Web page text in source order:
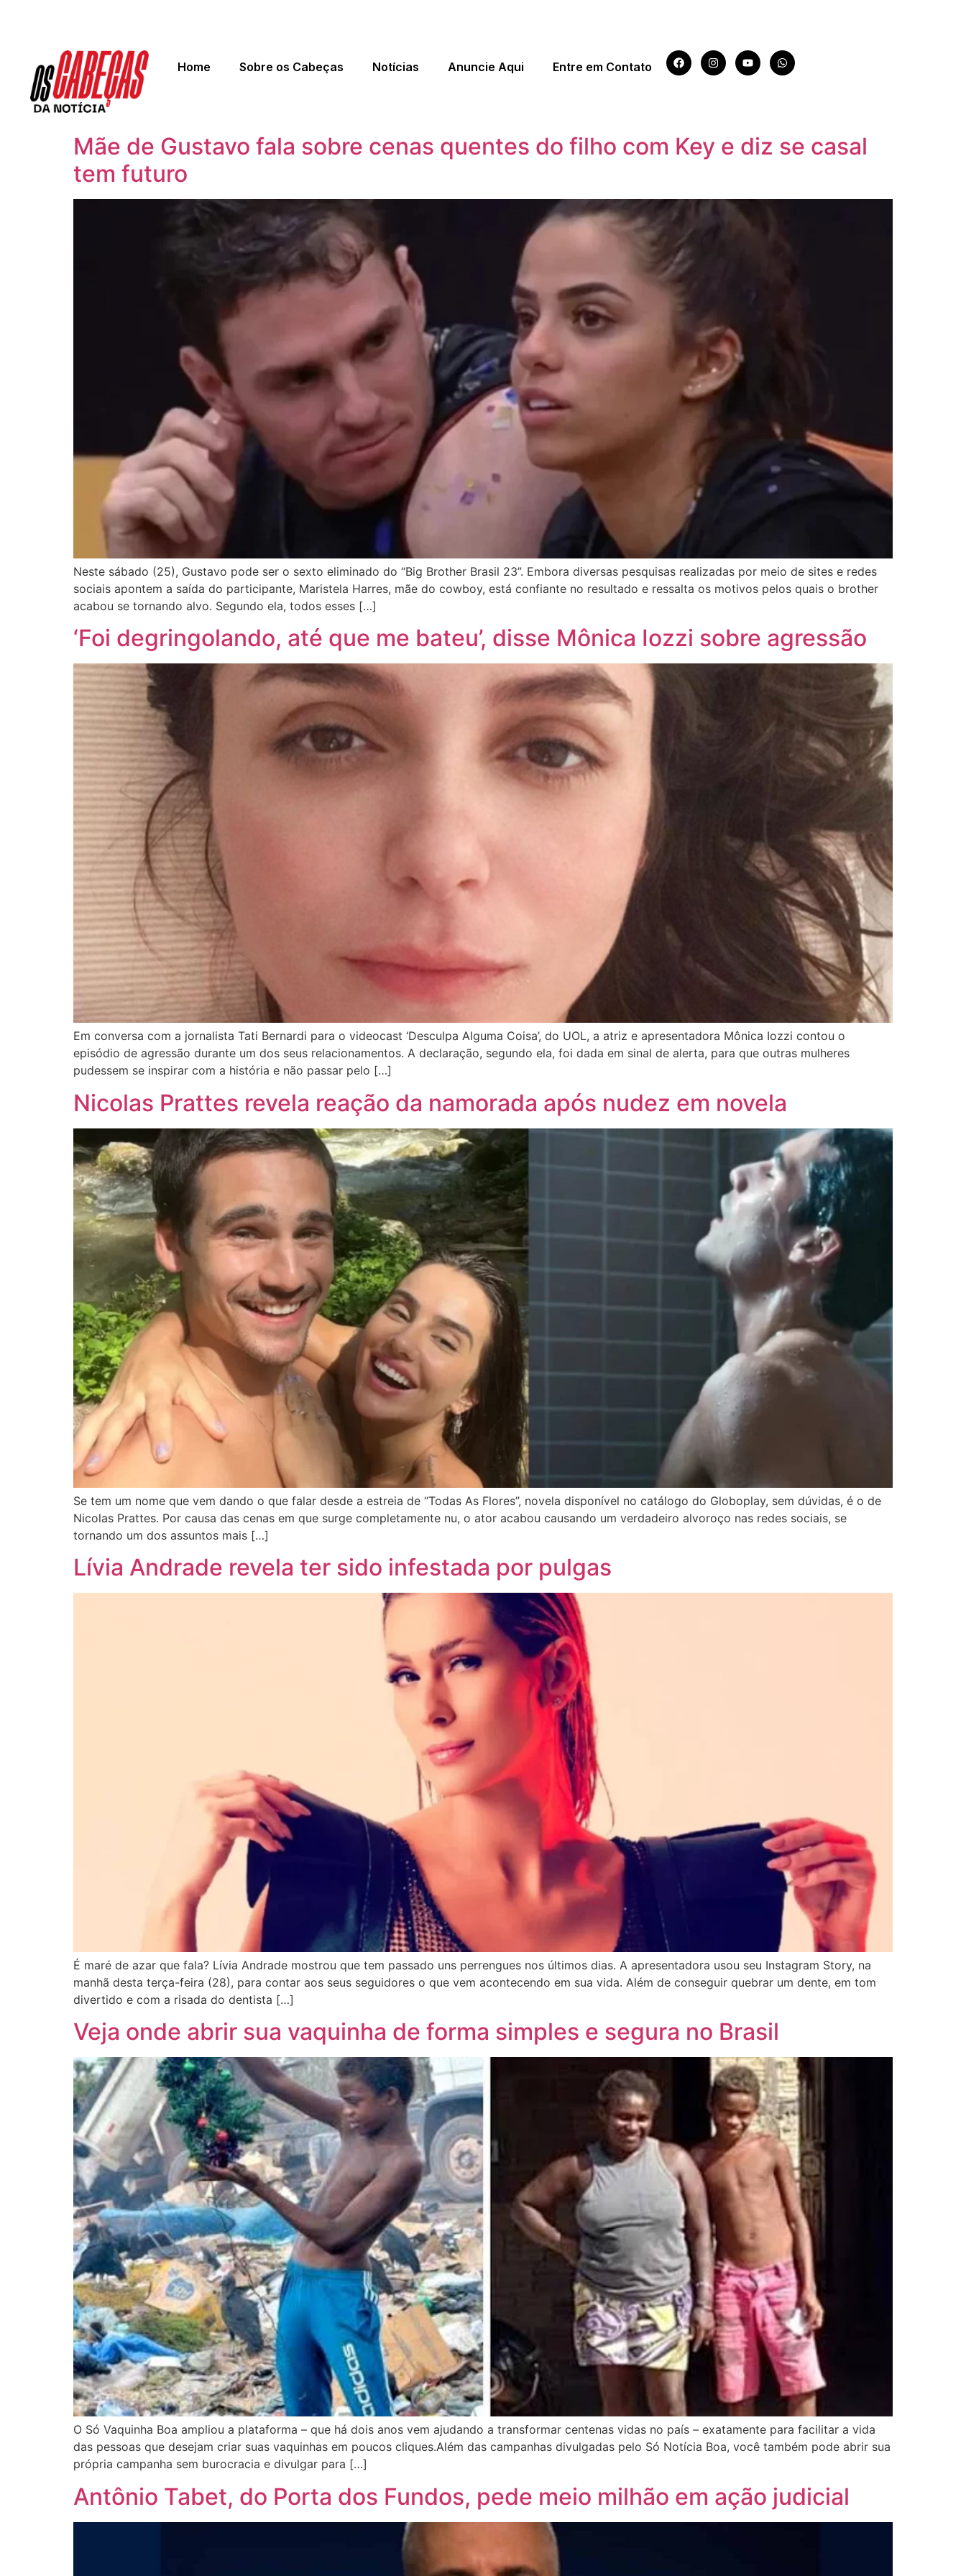
Home Sobre os Cabeças Notícias Anuncie Aqui Entre em Contato
Mãe de Gustavo fala sobre cenas quentes do filho com Key e diz se casal
tem futuro
Neste sábado (25), Gustavo pode ser o sexto eliminado do “Big Brother Brasil 23”. Embora diversas pesquisas realizadas por meio de sites e redes
sociais apontem a saída do participante, Maristela Harres, mãe do cowboy, está confiante no resultado e ressalta os motivos pelos quais o brother
acabou se tornando alvo. Segundo ela, todos esses […]
‘Foi degringolando, até que me bateu’, disse Mônica Iozzi sobre agressão
Em conversa com a jornalista Tati Bernardi para o videocast ‘Desculpa Alguma Coisa’, do UOL, a atriz e apresentadora Mônica Iozzi contou o
episódio de agressão durante um dos seus relacionamentos. A declaração, segundo ela, foi dada em sinal de alerta, para que outras mulheres
pudessem se inspirar com a história e não passar pelo […]
Nicolas Prattes revela reação da namorada após nudez em novela
Se tem um nome que vem dando o que falar desde a estreia de “Todas As Flores”, novela disponível no catálogo do Globoplay, sem dúvidas, é o de
Nicolas Prattes. Por causa das cenas em que surge completamente nu, o ator acabou causando um verdadeiro alvoroço nas redes sociais, se
tornando um dos assuntos mais […]
Lívia Andrade revela ter sido infestada por pulgas
É maré de azar que fala? Lívia Andrade mostrou que tem passado uns perrengues nos últimos dias. A apresentadora usou seu Instagram Story, na
manhã desta terça-feira (28), para contar aos seus seguidores o que vem acontecendo em sua vida. Além de conseguir quebrar um dente, em tom
divertido e com a risada do dentista […]
Veja onde abrir sua vaquinha de forma simples e segura no Brasil
O Só Vaquinha Boa ampliou a plataforma – que há dois anos vem ajudando a transformar centenas vidas no país – exatamente para facilitar a vida
das pessoas que desejam criar suas vaquinhas em poucos cliques.Além das campanhas divulgadas pelo Só Notícia Boa, você também pode abrir sua
própria campanha sem burocracia e divulgar para […]
Antônio Tabet, do Porta dos Fundos, pede meio milhão em ação judicial